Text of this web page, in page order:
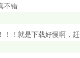
不错
！！就是下载好慢啊，